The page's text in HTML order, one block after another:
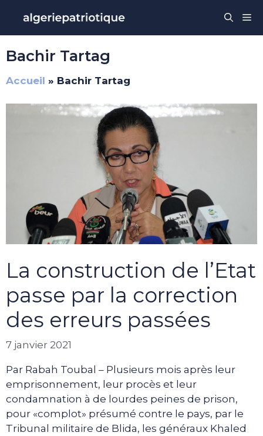
contenu
Bachir Tartag
Accueil » Bachir Tartag
La construction de l’Etat
passe par la correction
des erreurs passées
7 janvier 2021
Par Rabah Toubal – Plusieurs mois après leur
emprisonnement, leur procès et leur
condamnation à de lourdes peines de prison,
pour «complot» présumé contre le pays, par le
Tribunal militaire de Blida, les généraux Khaled